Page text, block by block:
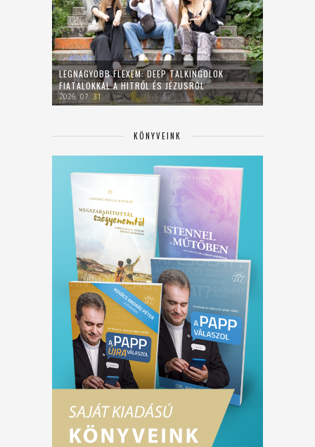
LEGNAGYOBB FLEXEM: DEEP TALKINGOLOK
FIATALOKKAL A HITRŐL ÉS JÉZUSRÓL
2026. 07. 31.
KÖNYVEINK